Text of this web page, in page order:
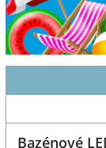
Bazénové